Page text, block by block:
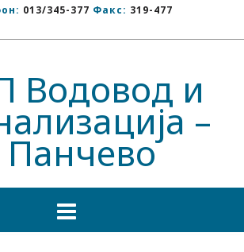
013/345-377 Факс: 319-477
Водовод и
–
Панчево